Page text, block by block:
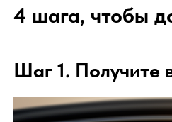
4 шага, чтобы
Шаг 1. Получите